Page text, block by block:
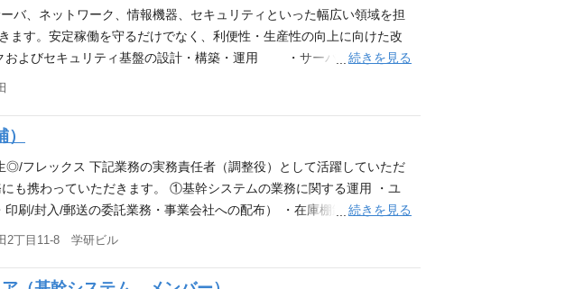
案をする必要があり、達成した時には充実感や喜びを感じることが
、常に自分が成長している実感を得ることができる環境です。 この
安定感抜群で、長く働くことができます。 ・1日の所定労働時間は7時
な働き方ができます。 ・福利厚生制度も充実しています。子の看護
ープ内各社への出向や転籍の可能性もあり、転職することなく異な
しながら課題を前に進められる方。 ・チャレンジ意欲がある方。チ
バ、ネットワーク、情報機器、セキュリティといった幅広い領域を担
す。安定稼働を守るだけでなく、利便性・生産性の向上に向けた改
びセキュリティ基盤の設計・構築・運用 ・サーバ（Linux／Wi
AI、RPA、自動化技術を活用した業務改善 ・システム障害時
領域を幅広く担当します。 ※グループ会社の利用ユーザーやベン
•インフラ領域を幅広く担当できる •課題を自ら発見し、解決までや
ュニケーションを取りながら案件を推進できる •新しい技術（AI、ク
の事務作業も対応できる 歓迎条件（ナレッジ・スキル） •AWS、Az
サーバ、Windowsサーバの構築・運用経験 •ActiveDirectoryやEntra I
クトリーダーまたはサブリーダー経験 この業務・ポジションの魅力
したい」という方に最適な環境です。 社内インフラの幅広い領域に
続きを見る
フレックス 下記業務の実務責任者（調整役）として活躍していただ
も携わっていただきます。 ①基幹システムの業務に関する運用 ・ユ
刷/封入/郵送の委託業務・事業会社への配布） ・在庫棚卸委員会の事
検討、エラーリカバリ作業・エラー連絡 ・JP1、EDI等の各種ツー
タマーサポート業務 ・IT部門への問合せ窓口機能 ・ユーザインフォ
続きを見る
2丁目11-8 学研ビル